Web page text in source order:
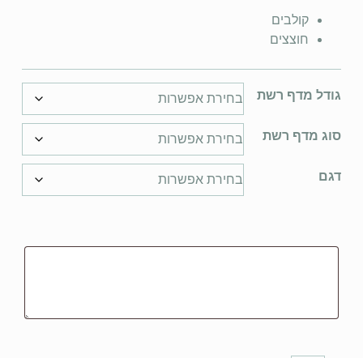
קולבים
חוצצים
גודל מדף רשת
סוג מדף רשת
דגם